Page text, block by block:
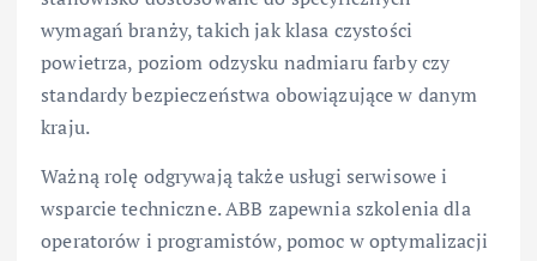
wymagań branży, takich jak klasa czystości
powietrza, poziom odzysku nadmiaru farby czy
standardy bezpieczeństwa obowiązujące w danym
kraju.
Ważną rolę odgrywają także usługi serwisowe i
wsparcie techniczne. ABB zapewnia szkolenia dla
operatorów i programistów, pomoc w optymalizacji